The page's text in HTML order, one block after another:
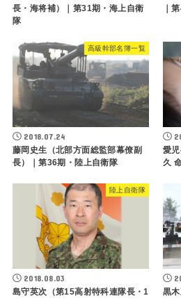
長・海将補）｜第31期・海上自衛
隊
｜
高級幹部名簿一覧
2018.07.24
藤岡史生（北部方面総監部幕僚副
長）｜第36期・陸上自衛隊
愛
久
陸上自衛隊
2018.08.03
島守英次（第15高射特科連隊長・1
黒